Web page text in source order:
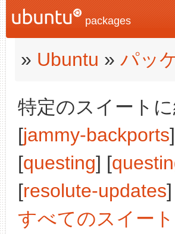
packages
» Ubuntu » パッ
特定のスイート
[jammy-backports
[questing] [
[resolute-updates
すべてのスイート